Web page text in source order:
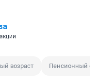
возраст Пенсионный